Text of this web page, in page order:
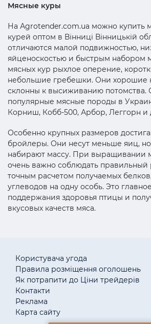
Мясные куры
На Аgrotender.com.ua можно купить
курей оптом в Вінниці Вінницькій
отличаются малой подвижностью,
яйценоскостью и быстрым набором
мясных кур рыхлое оперение,
небольшие гребешки. Они хорошие
склонны к высиживанию потомства.
популярные мясные породы в
Корниш, Кобб-500, Арбор, Леггорн и
Особенно крупных размеров
бройлеры. Они несут меньше яиц,
набирают массу. При выращивании
очень важно соблюдать правильный
точным расчетом получаемых
углеводов на одну особь. Это
поддержания здоровья птицы и
вкусовых качеств мяса.
Користувача угода
Правила розміщення оголошень
Як потрапити до Ціни трейдерів
Контакти
Реклама
Карта сайту